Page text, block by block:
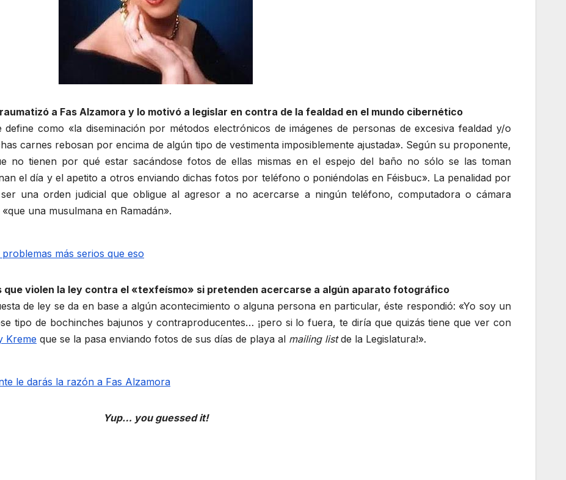
a Fas Alzamora y lo motivó a legislar en contra de la fealdad en el mundo cibernético
como «la diseminación por métodos electrónicos de imágenes de personas de excesiva fealdad y/o
carnes rebosan por encima de algún tipo de vestimenta imposiblemente ajustada». Según su proponente,
no tienen por qué estar sacándose fotos de ellas mismas en el espejo del baño no sólo se las toman
el día y el apetito a otros enviando dichas fotos por teléfono o poniéndolas en Féisbuc». La penalidad por
ser una orden judicial que obligue al agresor a no acercarse a ningún teléfono, computadora o cámara
una musulmana en Ramadán».
que violen la ley contra el «texfeísmo» si pretenden acercarse a algún aparato fotográfico
de ley se da en base a algún acontecimiento o alguna persona en particular, éste respondió: «Yo soy un
tipo de bochinches bajunos y contraproducentes… ¡pero si lo fuera, te diría que quizás tiene que ver con
Kreme que se la pasa enviando fotos de sus días de playa al mailing listde la Legislatura!».
Yup… you guessed it!